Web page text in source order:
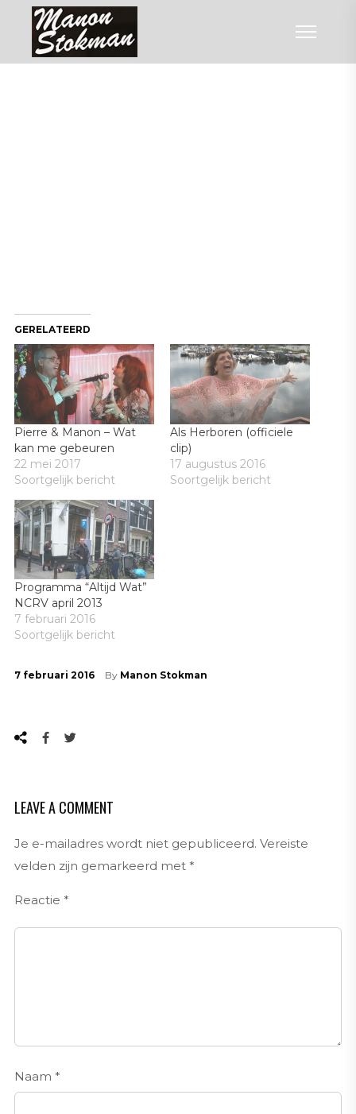
GERELATEERD
Pierre & Manon – Wat
kan me gebeuren
22 mei 2017
Soortgelijk bericht
Als Herboren (officiele
clip)
17 augustus 2016
Soortgelijk bericht
Programma “Altijd Wat”
NCRV april 2013
7 februari 2016
Soortgelijk bericht
7 februari 2016 By Manon Stokman
LEAVE A COMMENT
Je e-mailadres wordt niet gepubliceerd. Vereiste
velden zijn gemarkeerd met *
Reactie *
Naam *